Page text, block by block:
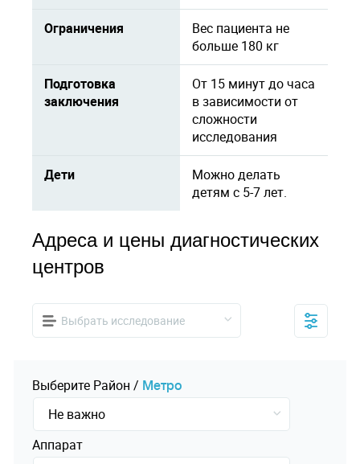
Ограничения
Вес пациента не
больше 180 кг
Подготовка
заключения
От 15 минут до часа
в зависимости от
сложности
исследования
Дети
Можно делать
детям с 5-7 лет.
Адреса и цены диагностических
центров
Выбрать исследование
Выберите Pайон / Mетро
Не важно
Аппарат